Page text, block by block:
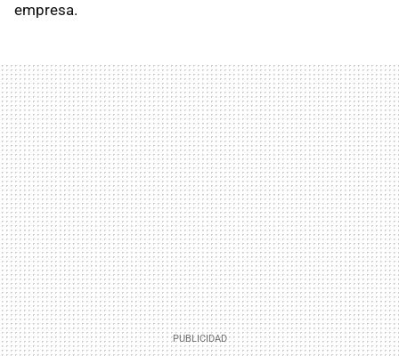
empresa.